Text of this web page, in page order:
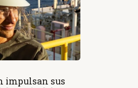
impulsan sus
¿En que consiste la
tasa minera que rige en
Ecuador?